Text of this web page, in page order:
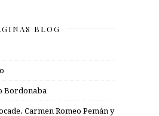
BLOG
Bordonaba
Carmen Romeo Pemán y